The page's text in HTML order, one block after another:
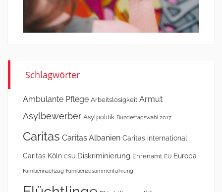
Schlagwörter
Ambulante Pflege Arbeitslosigkeit Armut
Asylbewerber Asylpolitik Bundestagswahl 2017
Caritas Caritas Albanien Caritas international
Caritas Köln CSU Diskriminierung Ehrenamt EU Europa
Familiennachzug Familienzusammenführung